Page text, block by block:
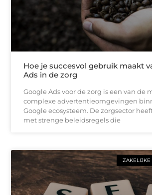
Hoe je succesvol gebruik maakt
Ads in de zorg
Google Ads voor de zorg is een van de
complexe advertentieomgevingen
Google ecosysteem. De zorgsector
met strenge beleidsregels die
ZAKELIJKE